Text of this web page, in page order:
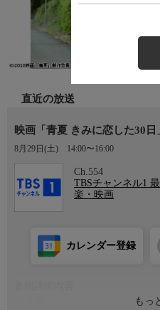
直近の放送
映画「青夏 きみに恋した30日
8月29日(土) 14:00〜16:00
Ch.554
TBSチャンネル1
楽・映画
もっ
カレンダー登録